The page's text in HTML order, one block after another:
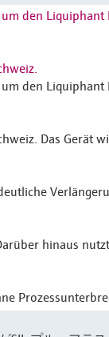
den Liquiphant
den Liquiphant
Das Gerät
hinaus